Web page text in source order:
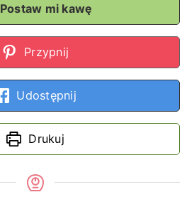
Postaw mi kawę
Przypnij
Udostępnij
Drukuj